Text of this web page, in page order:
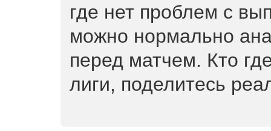
где нет проблем с
можно нормально
перед матчем. Кто
лиги, поделитесь